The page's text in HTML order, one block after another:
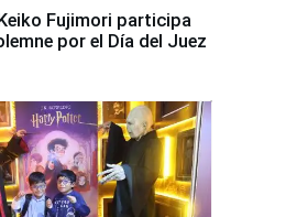
Fujimori participa
por el Día del Juez